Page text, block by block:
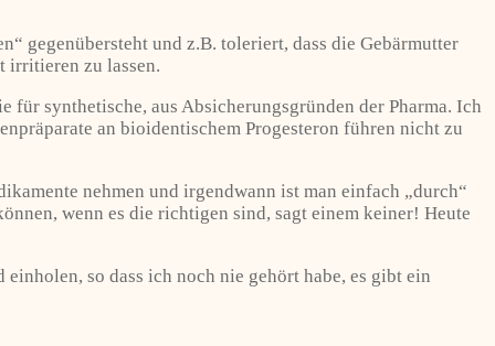
gegenübersteht und z.B. toleriert, dass die Gebärmutter
irritieren zu lassen.
synthetische, aus Absicherungsgründen der Pharma. Ich
an bioidentischem Progesteron führen nicht zu
nehmen und irgendwann ist man einfach „durch“
wenn es die richtigen sind, sagt einem keiner! Heute
so dass ich noch nie gehört habe, es gibt ein